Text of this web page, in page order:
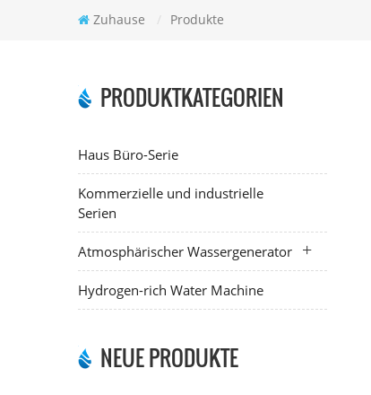
Zuhause / Produkte
PRODUKTKATEGORIEN
Haus Büro-Serie
Kommerzielle und industrielle
Serien
Atmosphärischer Wassergenerator
Hydrogen-rich Water Machine
NEUE PRODUKTE